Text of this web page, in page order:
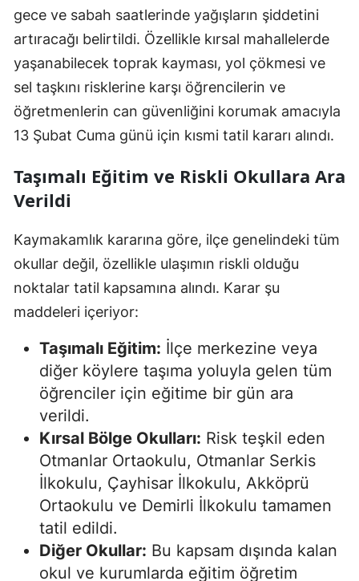
gece ve sabah saatlerinde yağışların şiddetini
artıracağı belirtildi. Özellikle kırsal mahallelerde
yaşanabilecek toprak kayması, yol çökmesi ve
sel taşkını risklerine karşı öğrencilerin ve
öğretmenlerin can güvenliğini korumak amacıyla
13 Şubat Cuma günü için kısmi tatil kararı alındı.
Taşımalı Eğitim ve Riskli Okullara Ara
Verildi
Kaymakamlık kararına göre, ilçe genelindeki tüm
okullar değil, özellikle ulaşımın riskli olduğu
noktalar tatil kapsamına alındı. Karar şu
maddeleri içeriyor:
Taşımalı Eğitim: İlçe merkezine veya
diğer köylere taşıma yoluyla gelen tüm
öğrenciler için eğitime bir gün ara
verildi.
Kırsal Bölge Okulları: Risk teşkil eden
Otmanlar Ortaokulu, Otmanlar Serkis
İlkokulu, Çayhisar İlkokulu, Akköprü
Ortaokulu ve Demirli İlkokulu tamamen
tatil edildi.
Diğer Okullar: Bu kapsam dışında kalan
okul ve kurumlarda eğitim öğretim